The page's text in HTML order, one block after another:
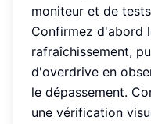
moniteur et de
Confirmez d'abord
rafraîchissement,
d'overdrive en
le dépassement.
une vérification